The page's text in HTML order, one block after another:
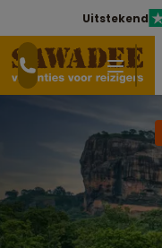
Uitstekend